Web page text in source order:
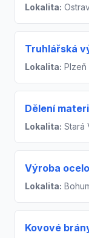
Lokalita:
Truhlářská
Lokalita: Plzeň
Dělení
Lokalita: Stará
Výroba
Lokalita:
Kovové